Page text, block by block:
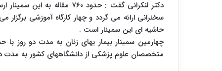
سخنرانی ارائه می گردد و چهار کارگاه آموزشی برگزار
حاشیه ای این سمینار است .
چهارمین سمینار بیمار یهای زنان به مدت دو روز با
متخصصان علوم پزشکی از دانشگاههای کشور به مدت دو